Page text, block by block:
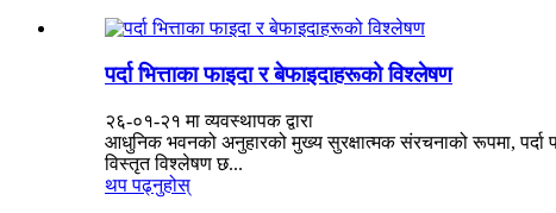
पर्दा भित्ताका फाइदा र बेफाइदाहरूको विश्लेषण
२६-०१-२१ मा व्यवस्थापक द्वारा
आधुनिक भवनको अनुहारको मुख्य सुरक्षात्मक संरचनाको रूपमा, पर्दा
विस्तृत विश्लेषण छ...
थप पढ्नुहोस्